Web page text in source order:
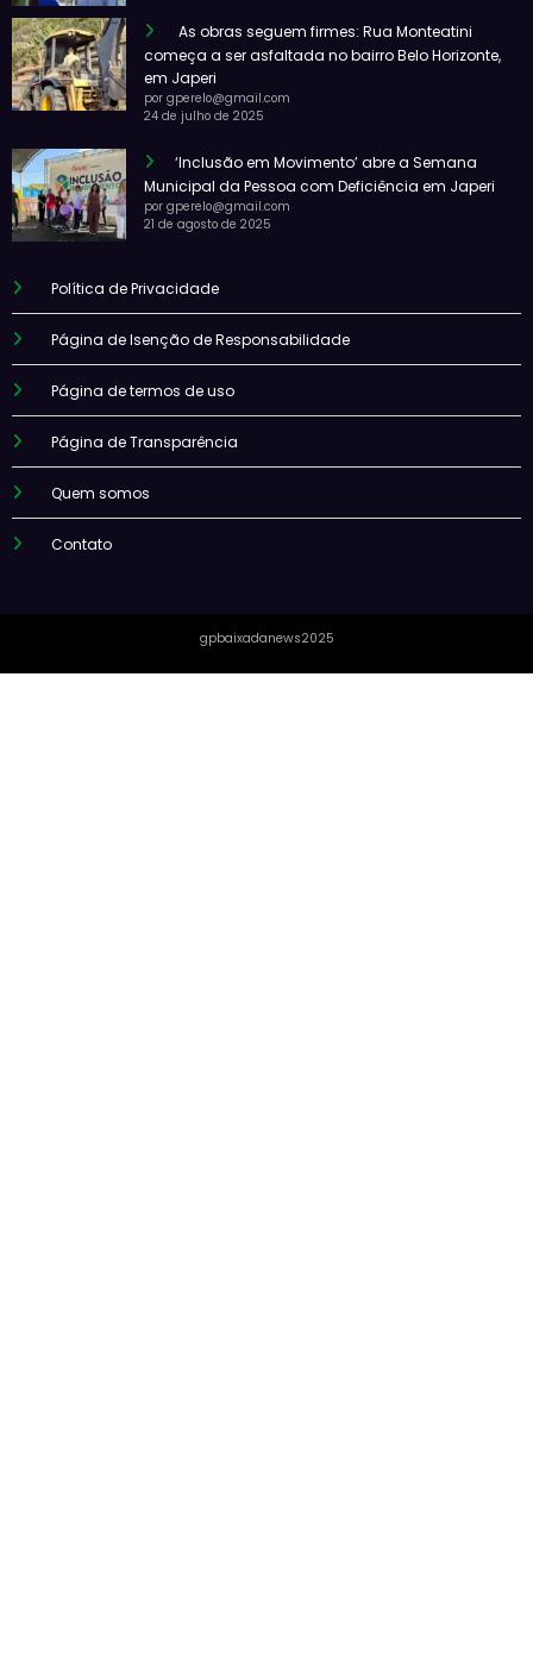
As obras seguem firmes: Rua Monteatini
começa a ser asfaltada no bairro Belo Horizonte,
em Japeri
por gperelo@gmail.com
24 de julho de 2025
‘Inclusão em Movimento’ abre a Semana
Municipal da Pessoa com Deficiência em Japeri
por gperelo@gmail.com
21 de agosto de 2025
Política de Privacidade
Página de Isenção de Responsabilidade
Página de termos de uso
Página de Transparência
Quem somos
Contato
gpbaixadanews2025